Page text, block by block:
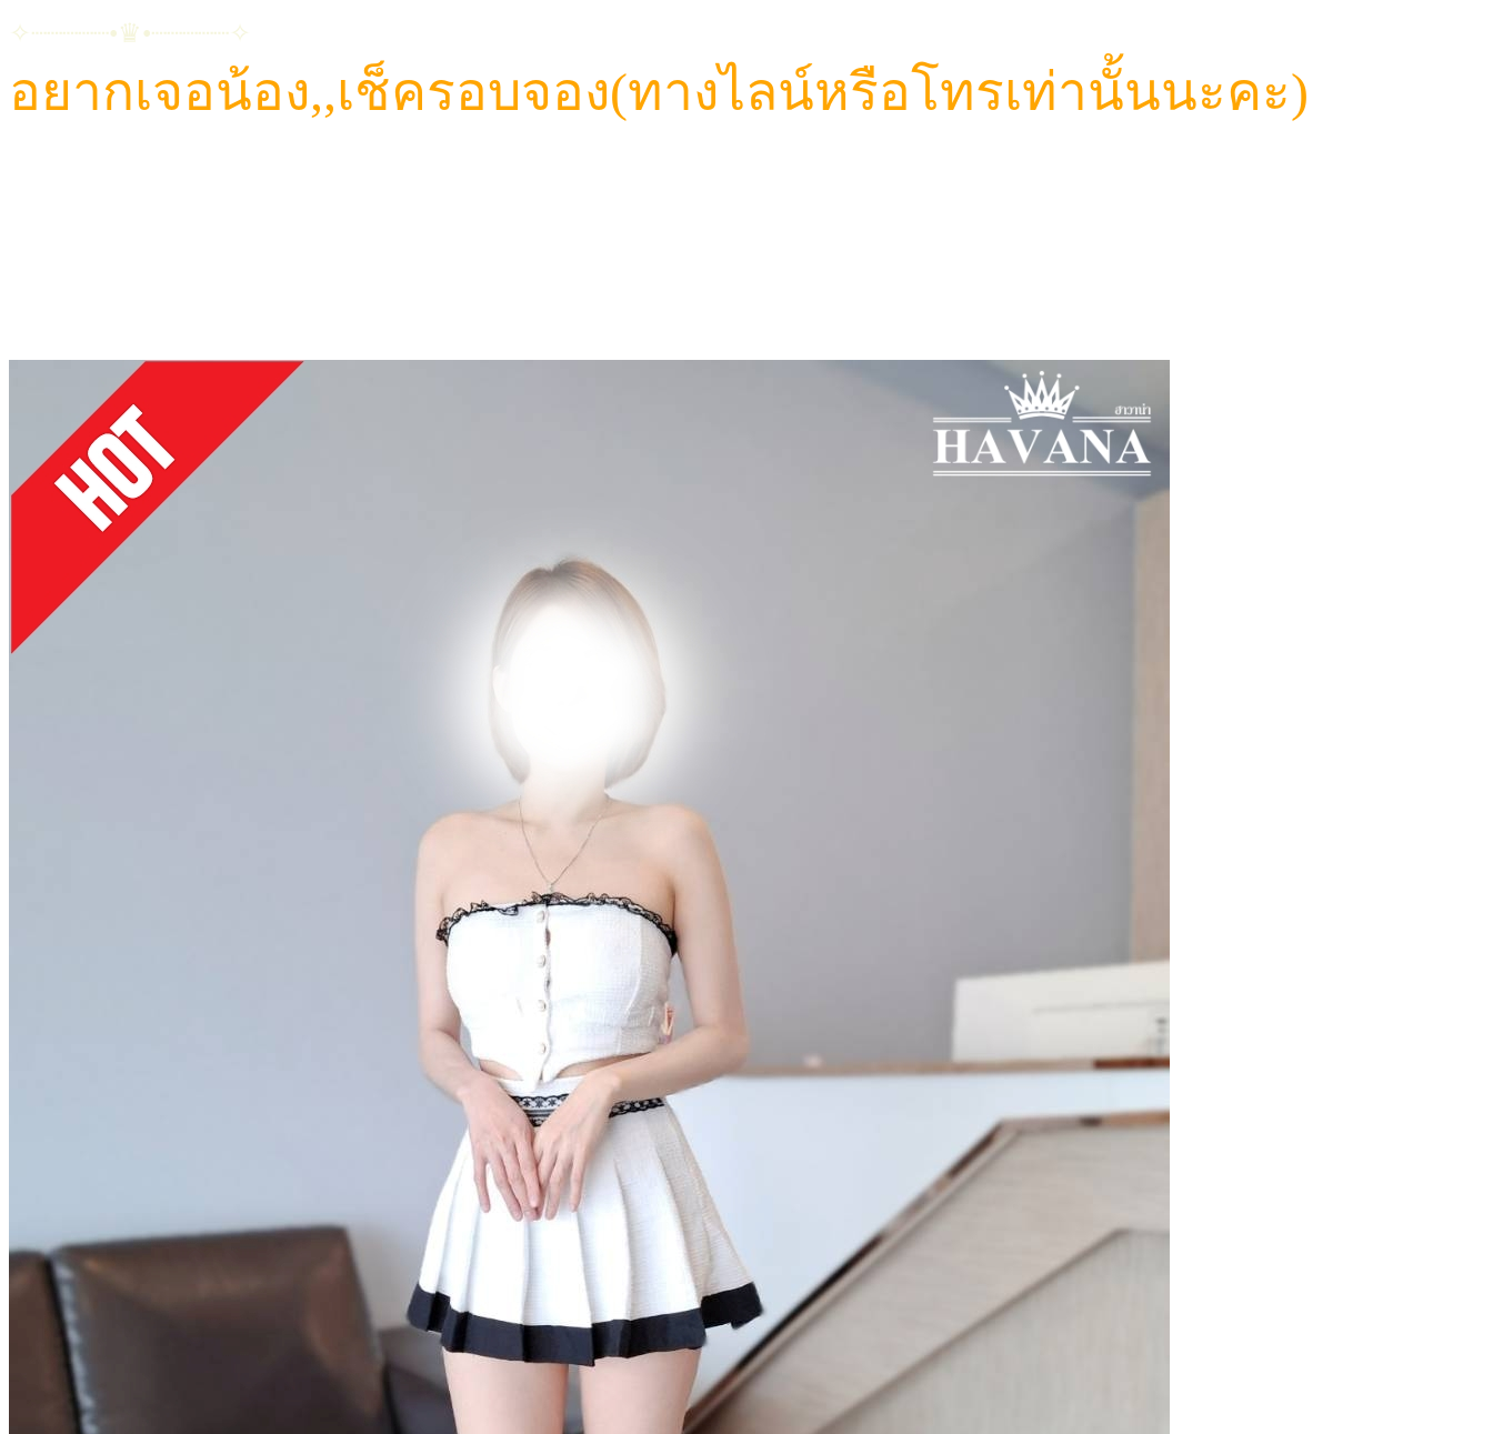
✧┈┈┈┈┈•♛•┈┈┈┈┈✧
อยากเจอน้อง,,เช็ครอบจอง(ทางไลน์หรือโทรเท่านั้นนะคะ)